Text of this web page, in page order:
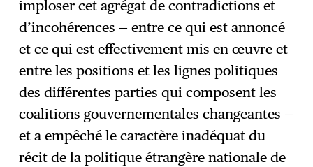
imploser cet agrégat de contradictions et
d’incohérences — entre ce qui est annoncé
et ce qui est effectivement mis en œuvre et
entre les positions et les lignes politiques
des différentes parties qui composent les
coalitions gouvernementales changeantes —
et a empêché le caractère inadéquat du
récit de la politique étrangère nationale de